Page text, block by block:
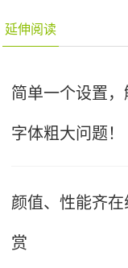
延伸阅读
简单一个设置
字体粗大问题！
颜值、性能齐在
赏